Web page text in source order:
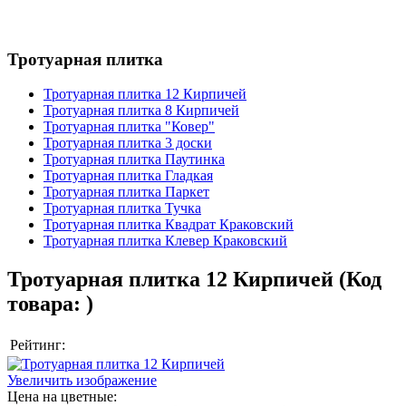
Тротуарная плитка
Тротуарная плитка 12 Кирпичей
Тротуарная плитка 8 Кирпичей
Тротуарная плитка "Ковер"
Тротуарная плитка 3 доски
Тротуарная плитка Паутинка
Тротуарная плитка Гладкая
Тротуарная плитка Паркет
Тротуарная плитка Тучка
Тротуарная плитка Квадрат Краковский
Тротуарная плитка Клевер Краковский
Тротуарная плитка 12 Кирпичей (Код
товара: )
Рейтинг:
Увеличить изображение
Цена на цветные: